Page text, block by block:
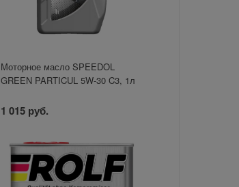
Моторное масло SPEEDOL
GREEN PARTICUL 5W-30 C3, 1л
1 015 руб.